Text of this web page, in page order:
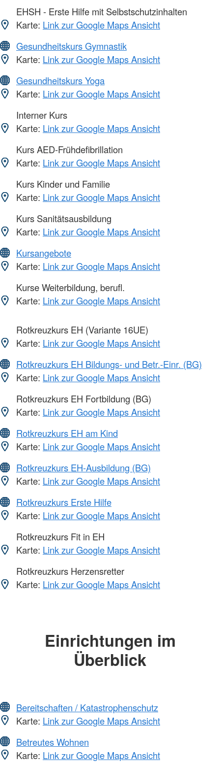
EHSH - Erste Hilfe mit Selbstschutzinhalten
Karte: Link zur Google Maps Ansicht
Gesundheitskurs Gymnastik
Karte: Link zur Google Maps Ansicht
Gesundheitskurs Yoga
Karte: Link zur Google Maps Ansicht
Interner Kurs
Karte: Link zur Google Maps Ansicht
Kurs AED-Frühdefibrillation
Karte: Link zur Google Maps Ansicht
Kurs Kinder und Familie
Karte: Link zur Google Maps Ansicht
Kurs Sanitätsausbildung
Karte: Link zur Google Maps Ansicht
Kursangebote
Karte: Link zur Google Maps Ansicht
Kurse Weiterbildung, berufl.
Karte: Link zur Google Maps Ansicht
Rotkreuzkurs EH (Variante 16UE)
Karte: Link zur Google Maps Ansicht
Rotkreuzkurs EH Bildungs- und Betr.-Einr. (BG)
Karte: Link zur Google Maps Ansicht
Rotkreuzkurs EH Fortbildung (BG)
Karte: Link zur Google Maps Ansicht
Rotkreuzkurs EH am Kind
Karte: Link zur Google Maps Ansicht
Rotkreuzkurs EH-Ausbildung (BG)
Karte: Link zur Google Maps Ansicht
Rotkreuzkurs Erste Hilfe
Karte: Link zur Google Maps Ansicht
Rotkreuzkurs Fit in EH
Karte: Link zur Google Maps Ansicht
Rotkreuzkurs Herzensretter
Karte: Link zur Google Maps Ansicht
Einrichtungen im
Überblick
Bereitschaften / Katastrophenschutz
Karte: Link zur Google Maps Ansicht
Betreutes Wohnen
Karte: Link zur Google Maps Ansicht